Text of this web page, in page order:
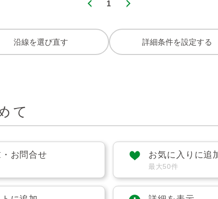
1
沿線を選び直す 詳細条件を設定する
て
お問合せ お気に入りに追
最大50件